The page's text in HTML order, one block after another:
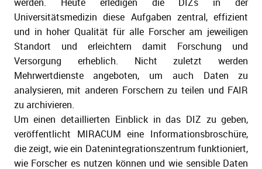
Menü aufklappen
Universitätsmedizin diese Aufgaben zentral, effizient
und in hoher Qualität für alle Forscher am jeweiligen
Standort und erleichtern damit Forschung und
Versorgung erheblich. Nicht zuletzt werden
Mehrwertdienste angeboten, um auch Daten zu
analysieren, mit anderen Forschern zu teilen und FAIR
zu archivieren.
Um einen detaillierten Einblick in das DIZ zu geben,
veröffentlicht MIRACUM eine Informationsbroschüre,
die zeigt, wie ein Datenintegrationszentrum funktioniert,
wie Forscher es nutzen können und wie sensible Daten